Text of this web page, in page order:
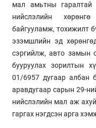
мал амьтны гаралтай
нийслэлийн
байгууламж, тохижилт
эзэмшлийн эд
сэргийлж, авто замын
бууруулах зорилтын
01/6957 дугаар албан
аравдугаар сарын 29-
нийслэлийн мал аж
гаргах нэгдсэн арга